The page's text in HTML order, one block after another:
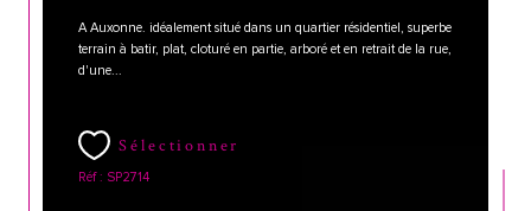
A Auxonne. idéalement situé dans un quartier résidentiel, superbe
terrain à batir, plat, cloturé en partie, arboré et en retrait de la rue,
d'une...
Sélectionner
Réf : SP2714